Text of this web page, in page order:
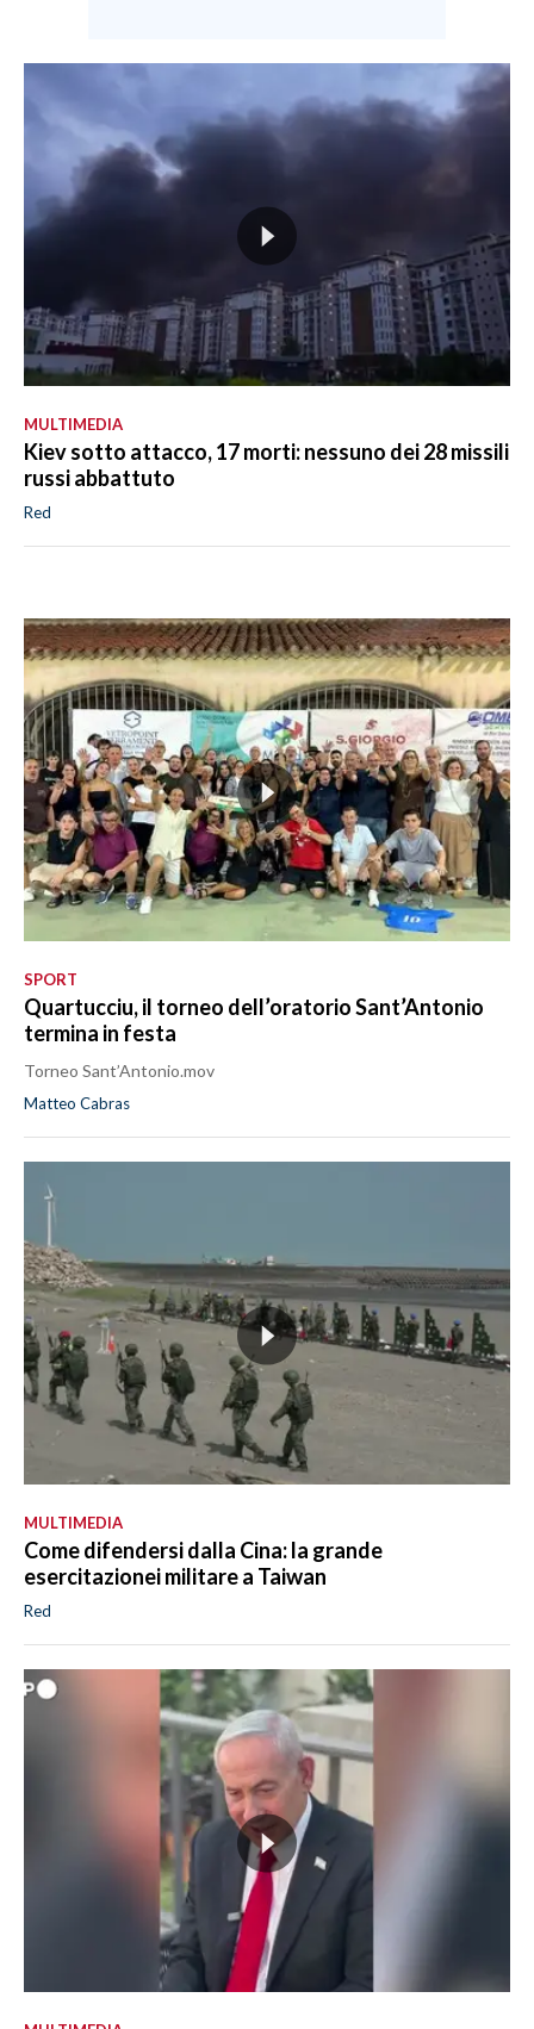
MULTIMEDIA
Kiev sotto attacco, 17 morti: nessuno dei 28 missili
russi abbattuto
Red
SPORT
Quartucciu, il torneo dell’oratorio Sant’Antonio
termina in festa
Torneo Sant’Antonio.mov
Matteo Cabras
MULTIMEDIA
Come difendersi dalla Cina: la grande
esercitazionei militare a Taiwan
Red